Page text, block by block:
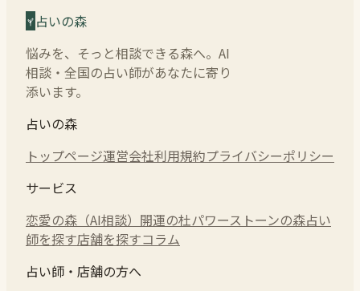
占いの森
悩みを、そっと相談できる森へ。AI
相談・全国の占い師があなたに寄り
添います。
占いの森
トップページ運営会社利用規約プライバシーポリシー
サービス
恋愛の森（AI相談） 開運の杜パワーストーンの森占い
師を探す店舗を探すコラム
占い師・店舗の方へ